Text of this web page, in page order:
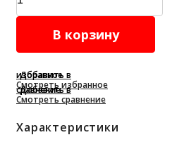
BW
quantityВ корзину
Добавить в избранное
Смотреть избранное
Добавить в сравнение
Смотреть сравнение
Характеристики